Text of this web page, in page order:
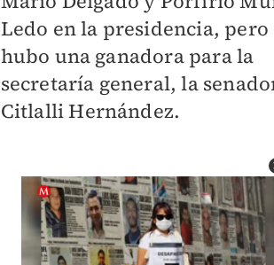
Ledo en la presidencia, pero
hubo una ganadora para la
secretaría general, la
Citlalli Hernández.